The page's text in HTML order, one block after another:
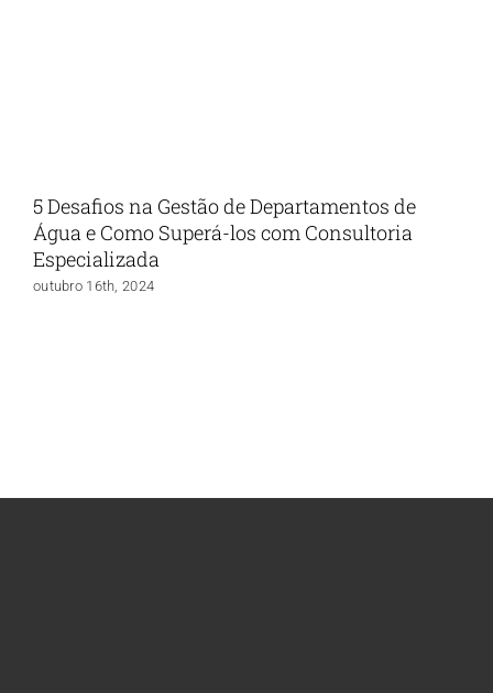
5 Desafios na Gestão de Departamentos de
Água e Como Superá-los com Consultoria
Especializada
outubro 16th, 2024